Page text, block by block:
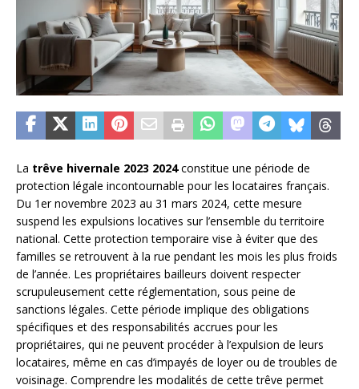
La trêve hivernale 2023 2024constitue une période de
protection légale incontournable pour les locataires français.
Du 1er novembre 2023 au 31 mars 2024, cette mesure
suspend les expulsions locatives sur l’ensemble du territoire
national. Cette protection temporaire vise à éviter que des
familles se retrouvent à la rue pendant les mois les plus froids
de l’année. Les propriétaires bailleurs doivent respecter
scrupuleusement cette réglementation, sous peine de
sanctions légales. Cette période implique des obligations
spécifiques et des responsabilités accrues pour les
propriétaires, qui ne peuvent procéder à l’expulsion de leurs
locataires, même en cas d’impayés de loyer ou de troubles de
voisinage. Comprendre les modalités de cette trêve permet